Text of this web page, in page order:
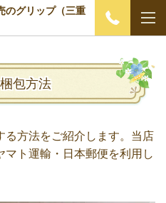
のグリップ（三重
包方法
る方法をご紹介します。当店
ト運輸・日本郵便を利用し